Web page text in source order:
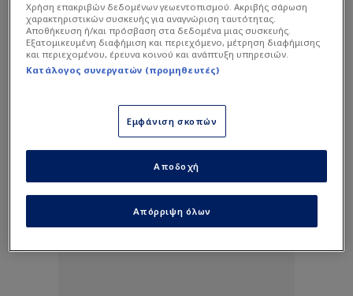
Superleague 2| 21/09/2025 - 18:57
“Ντόρτια” η Νίκη Βόλου - Τρίποντο με
αυτογκόλ ο Ολυμπιακός Β’
Χρήση επακριβών δεδομένων γεωεντοπισμού. Ακριβής σάρωση
χαρακτηριστικών συσκευής για αναγνώριση ταυτότητας.
Αποθήκευση ή/και πρόσβαση στα δεδομένα μιας συσκευής.
Εξατομικευμένη διαφήμιση και περιεχόμενο, μέτρηση διαφήμισης
και περιεχομένου, έρευνα κοινού και ανάπτυξη υπηρεσιών.
Κατάλογος συνεργατών (προμηθευτές)
Εμφάνιση σκοπών
Απόρριψη όλων
Αποδοχή